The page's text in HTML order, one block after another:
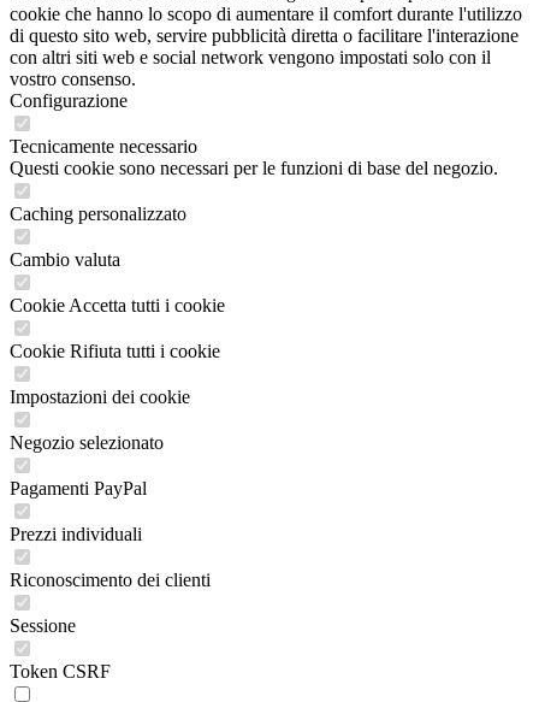
cookie che hanno lo scopo di aumentare il comfort durante l'utilizzo
di questo sito web, servire pubblicità diretta o facilitare l'interazione
con altri siti web e social network vengono impostati solo con il
vostro consenso.
Configurazione
Tecnicamente necessario
Questi cookie sono necessari per le funzioni di base del negozio.
Caching personalizzato
Cambio valuta
Cookie Accetta tutti i cookie
Cookie Rifiuta tutti i cookie
Impostazioni dei cookie
Negozio selezionato
Pagamenti PayPal
Prezzi individuali
Riconoscimento dei clienti
Sessione
Token CSRF